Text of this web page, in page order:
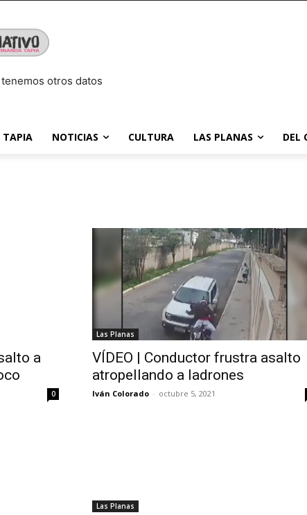
otros datos
TAPIA NOTICIAS CULTURA LAS PLANAS DEL
a
0
Las Planas
VÍDEO | Conductor frustra asalto
atropellando a ladrones
Iván Colorado - octubre 5, 2021
Las Planas